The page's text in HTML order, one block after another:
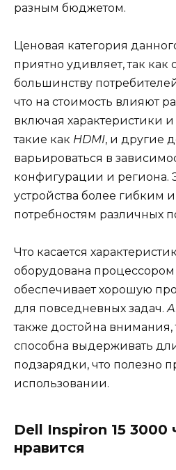
разным бюджетом.
Ценовая категория
приятно удивляет, так как
большинству
что на стоимость влияют
включая характеристики
такие как HDMI, и другие
варьироваться в
конфигурации и региона.
устройства более гибким
потребностям различных
Что касается
оборудована процессором
обеспечивает хорошую
для повседневных задач.
также достойна внимания,
способна выдерживать
подзарядки, что полезно
использовании.
Dell Inspiron 15 3000
нравится